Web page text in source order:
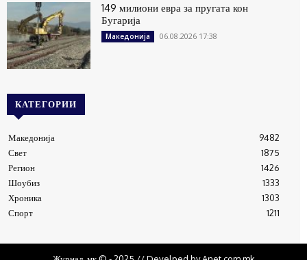
149 милиони евра за пругата кон
Бугарија
Македонија 06.08.2026 17:38
КАТЕГОРИИ
Македонија
9482
Свет
1875
Регион
1426
Шоубиз
1333
Хроника
1303
Спорт
1211